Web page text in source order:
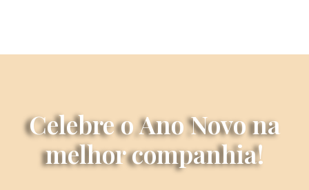
Celebre o Ano Novo na
melhor companhia!